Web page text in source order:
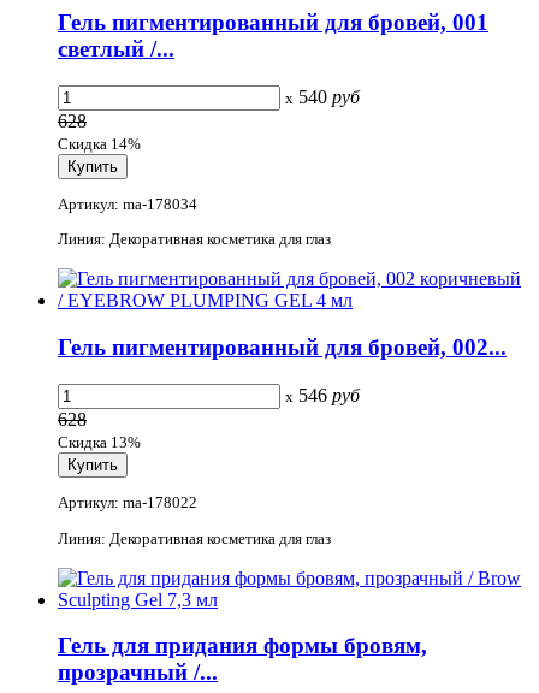
Гель пигментированный для бровей, 001
светлый /...
x 540 руб
628
Скидка 14%
Артикул: ma-178034
Линия: Декоративная косметика для глаз
Гель пигментированный для бровей, 002...
x 546 руб
628
Скидка 13%
Артикул: ma-178022
Линия: Декоративная косметика для глаз
Гель для придания формы бровям,
прозрачный /...